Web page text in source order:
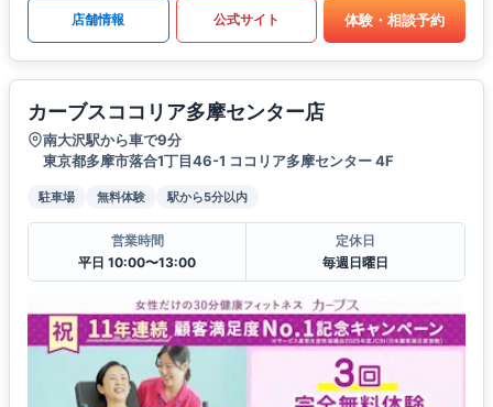
店舗情報 公式サイト 体験・相談予約
カーブスココリア多摩センター店
南大沢駅から車で9分
東京都多摩市落合1丁目46-1 ココリア多摩センター 4F
駐車場 無料体験 駅から5分以内
営業時間
平日 10:00〜13:00
定休日
毎週日曜日